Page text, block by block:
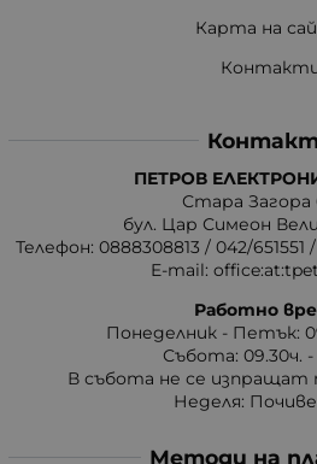
Карта на
ПЕТРОВ
Стара Загора
бул. Цар Симеон
Телефон: 0888308813 / 042/651551 /
E-mail:
Работно
Понеделник - Петък:
Събота: 09.30ч. -
В събота не се изпращат
Неделя:
Методи на